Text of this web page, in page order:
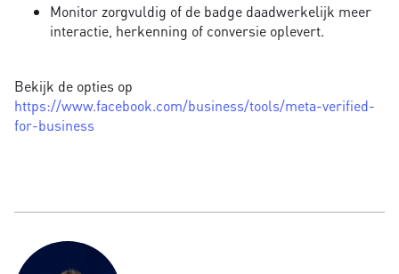
Monitor zorgvuldig of de badge daadwerkelijk meer
interactie, herkenning of conversie oplevert.
Bekijk de opties op
https://www.facebook.com/business/tools/meta-verified-
for-business